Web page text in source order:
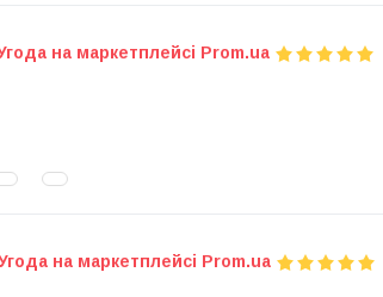
на маркетплейсі Prom.ua
на маркетплейсі Prom.ua